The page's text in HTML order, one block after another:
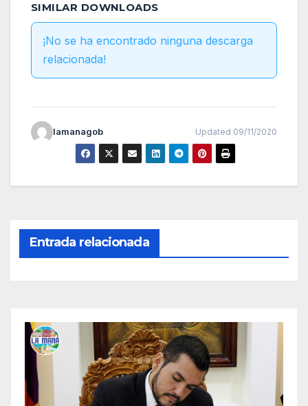
SIMILAR DOWNLOADS
¡No se ha encontrado ninguna descarga
relacionada!
lamanagob Updated 09/11/2020
Entrada relacionada